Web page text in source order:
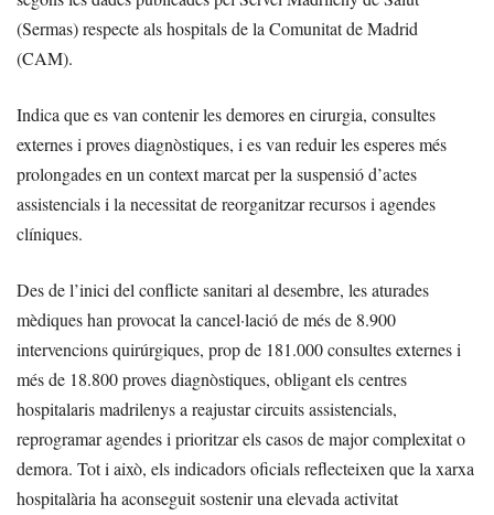
(Sermas) respecte als hospitals de la Comunitat de Madrid
(CAM).
Indica que es van contenir les demores en cirurgia, consultes
externes i proves diagnòstiques, i es van reduir les esperes més
prolongades en un context marcat per la suspensió d’actes
assistencials i la necessitat de reorganitzar recursos i agendes
clíniques.
Des de l’inici del conflicte sanitari al desembre, les aturades
mèdiques han provocat la cancel·lació de més de 8.900
intervencions quirúrgiques, prop de 181.000 consultes externes i
més de 18.800 proves diagnòstiques, obligant els centres
hospitalaris madrilenys a reajustar circuits assistencials,
reprogramar agendes i prioritzar els casos de major complexitat o
demora. Tot i això, els indicadors oficials reflecteixen que la xarxa
hospitalària ha aconseguit sostenir una elevada activitat